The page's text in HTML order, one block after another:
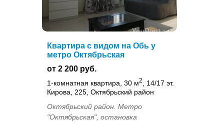
Квартира с видом на Обь у
метро Октябрьская
от 2 200 руб.
1-комнатная квартира, 30 м2
, 14/17 эт.
Кирова, 225, Октябрьский район
Октябрьский район. Метро
"Октябрьская", остановка